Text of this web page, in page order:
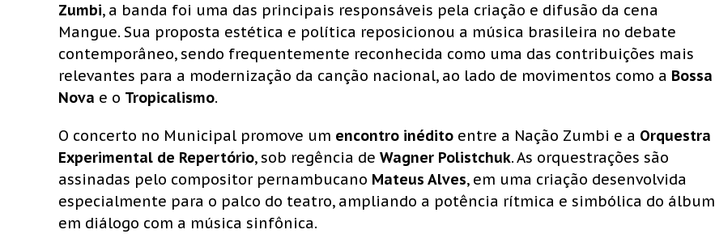
Zumbi, a banda foi uma das principais responsáveis pela criação e difusão da cena
Mangue. Sua proposta estética e política reposicionou a música brasileira no debate
contemporâneo, sendo frequentemente reconhecida como uma das contribuições mais
relevantes para a modernização da canção nacional, ao lado de movimentos como a Bossa
Nova e o Tropicalismo.
O concerto no Municipal promove um encontro inédito entre a Nação Zumbi e a Orquestra
Experimental de Repertório, sob regência de Wagner Polistchuk. As orquestrações são
assinadas pelo compositor pernambucano Mateus Alves, em uma criação desenvolvida
especialmente para o palco do teatro, ampliando a potência rítmica e simbólica do álbum
em diálogo com a música sinfônica.